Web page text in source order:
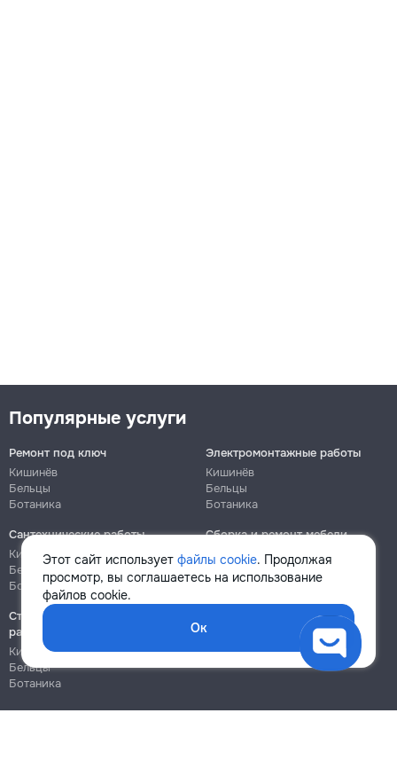
Этот сайт использует файлы cookie. Продолжая
просмотр, вы соглашаетесь на использование
файлов cookie.
Ок
Популярные услуги
Ремонт под ключ
Кишинёв
Бельцы
Ботаника
Электромонтажные работы
Кишинёв
Бельцы
Ботаника
Сантехнические работы
Кишинёв
Бельцы
Ботаника
Сборка и ремонт мебели
Кишинёв
Ботаника
Строительно-монтажные
работы
Кишинёв
Бельцы
Ботаника